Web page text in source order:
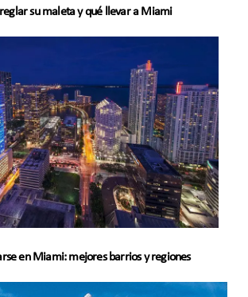
su maleta y qué llevar a Miami
en Miami: mejores barrios y regiones